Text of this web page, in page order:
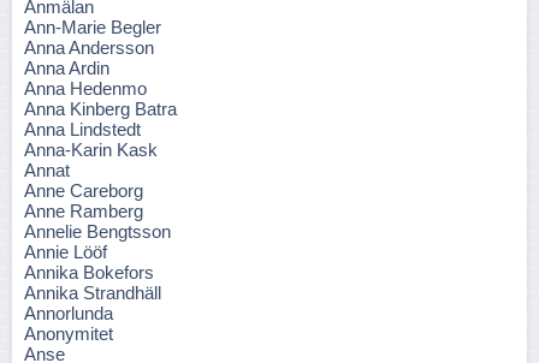
Anmälan
Ann-Marie Begler
Anna Andersson
Anna Ardin
Anna Hedenmo
Anna Kinberg Batra
Anna Lindstedt
Anna-Karin Kask
Annat
Anne Careborg
Anne Ramberg
Annelie Bengtsson
Annie Lööf
Annika Bokefors
Annika Strandhäll
Annorlunda
Anonymitet
Anse